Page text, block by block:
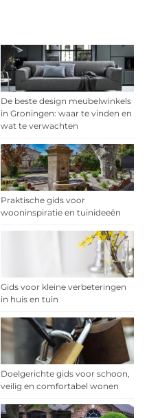
De beste design meubelwinkels
in Groningen: waar te vinden en
wat te verwachten
Praktische gids voor
wooninspiratie en tuinideeën
Gids voor kleine verbeteringen
in huis en tuin
Doelgerichte gids voor schoon,
veilig en comfortabel wonen